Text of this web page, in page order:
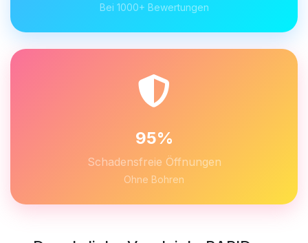
Bei 1000+ Bewertungen
95%
Schadensfreie Öffnungen
Ohne Bohren